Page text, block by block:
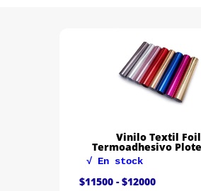
Vinilo Textil Flock
Termoadhesivo
√ En stock
$24000 El
$22000El